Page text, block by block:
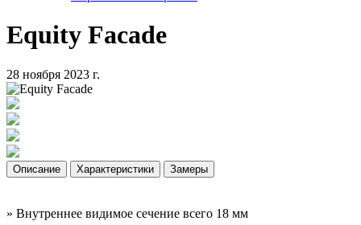
Equity Facade
28 ноября 2023 г.
Описание Характеристики Замеры
» Внутреннее видимое сечение всего 18 мм